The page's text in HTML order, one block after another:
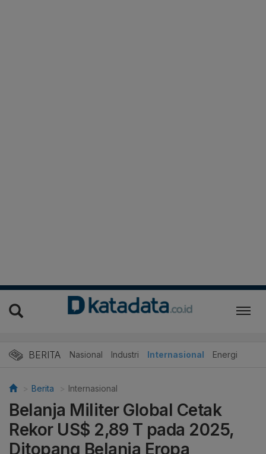
BERITA Nasional Industri Internasional Energi
Berita Internasional
Belanja Militer Global Cetak
Rekor US$ 2,89 T pada 2025,
Ditopang Belanja Eropa